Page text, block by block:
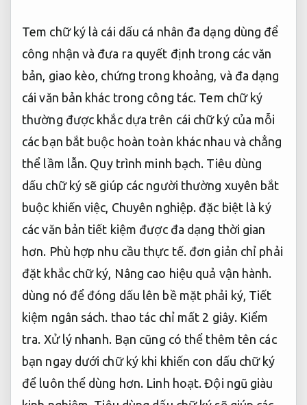
Tem chữ ký là cái dấu cá nhân đa dạng dùng để
công nhận và đưa ra quyết định trong các văn
bản, giao kèo, chứng trong khoảng, và đa dạng
cái văn bản khác trong công tác. Tem chữ ký
thường được khắc dựa trên cái chữ ký của mỗi
các bạn bắt buộc hoàn toàn khác nhau và chẳng
thể lầm lẫn. Quy trình minh bạch. Tiêu dùng
dấu chữ ký sẽ giúp các người thường xuyên bắt
buộc khiến việc, Chuyên nghiệp. đặc biệt là ký
các văn bản tiết kiệm được đa dạng thời gian
hơn. Phù hợp nhu cầu thực tế.đơn giản chỉ phải
đặt khắc chữ ký, Nâng cao hiệu quả vận hành.
dùng nó để đóng dấu lên bề mặt phải ký, Tiết
kiệm ngân sách. thao tác chỉ mất 2 giây. Kiểm
tra. Xử lý nhanh.Bạn cũng có thể thêm tên các
bạn ngay dưới chữ ký khi khiến con dấu chữ ký
để luôn thể dùng hơn. Linh hoạt. Đội ngũ giàu